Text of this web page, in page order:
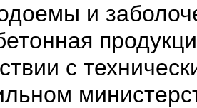
и
с